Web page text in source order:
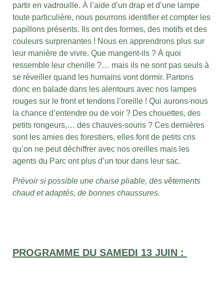
partir en vadrouille. À l’aide d’un drap et d’une lampe
toute particulière, nous pourrons identifier et compter les
papillons présents. Ils ont des formes, des motifs et des
couleurs surprenantes ! Nous en apprendrons plus sur
leur manière de vivre. Que mangent-ils ? À quoi
ressemble leur chenille ?… mais ils ne sont pas seuls à
se réveiller quand les humains vont dormir. Partons
donc en balade dans les alentours avec nos lampes
rouges sur le front et tendons l’oreille ! Qui aurons-nous
la chance d’entendre ou de voir ? Des chouettes, des
petits rongeurs,… des chauves-souris ? Ces dernières
sont les amies des forestiers, elles font de petits cris
qu’on ne peut déchiffrer avec nos oreilles mais les
agents du Parc ont plus d’un tour dans leur sac.
Prévoir si possible une chaise pliable, des vêtements
chaud et adaptés, de bonnes chaussures.
PROGRAMME DU SAMEDI 13 JUIN :